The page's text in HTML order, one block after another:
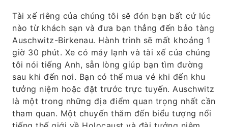
Tài xế riêng của chúng tôi sẽ đón bạn bất cứ lúc
nào từ khách sạn và đưa bạn thẳng đến bảo tàng
Auschwitz-Birkenau. Hành trình sẽ mất khoảng 1
giờ 30 phút. Xe có máy lạnh và tài xế của chúng
tôi nói tiếng Anh, sẵn lòng giúp bạn tìm đường
sau khi đến nơi. Bạn có thể mua vé khi đến khu
tưởng niệm hoặc đặt trước trực tuyến. Auschwitz
là một trong những địa điểm quan trọng nhất cần
tham quan. Một chuyến thăm đến biểu tượng nổi